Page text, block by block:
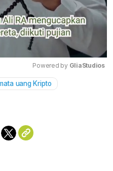
Powered by GliaStudios
uang Kripto